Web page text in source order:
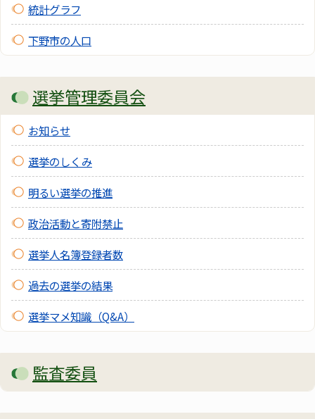
統計グラフ
下野市の人口
選挙管理委員会
お知らせ
選挙のしくみ
明るい選挙の推進
政治活動と寄附禁止
選挙人名簿登録者数
過去の選挙の結果
選挙マメ知識（Q&A）
監査委員